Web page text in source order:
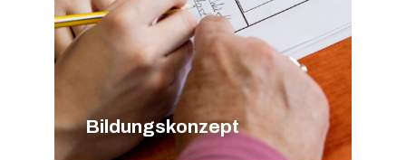
Bildungskonzept